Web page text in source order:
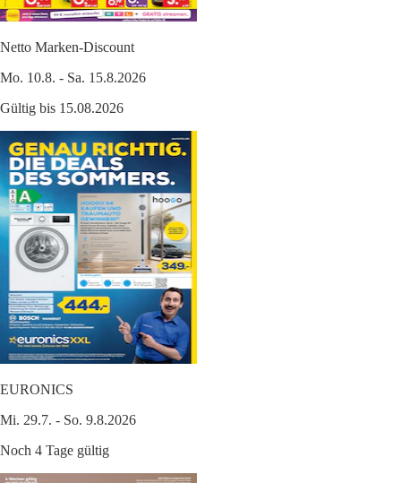
Netto Marken-Discount
Mo. 10.8. - Sa. 15.8.2026
Gültig bis 15.08.2026
EURONICS
Mi. 29.7. - So. 9.8.2026
Noch 4 Tage gültig